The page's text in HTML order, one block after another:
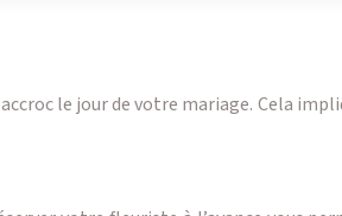
le jour de votre mariage. Cela